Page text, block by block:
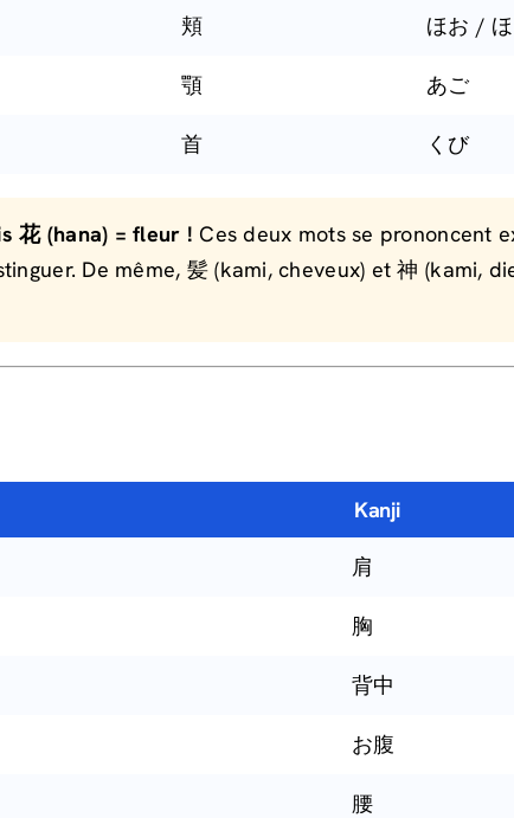
頬 ほお /
顎 あご
首 くび
花 (hana) = fleur ! Ces deux mots se prononcent
De même, 髪 (kami, cheveux) et 神 (kami,
Kanji
肩
胸
背中
お腹
腰